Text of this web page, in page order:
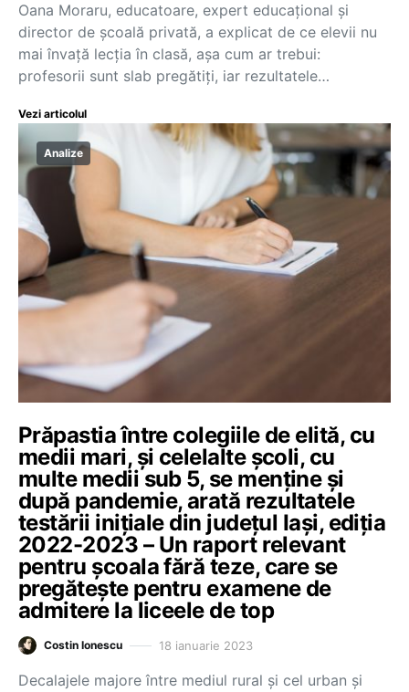
Oana Moraru, educatoare, expert educațional și
director de școală privată, a explicat de ce elevii nu
mai învață lecția în clasă, așa cum ar trebui:
profesorii sunt slab pregătiți, iar rezultatele…
Vezi articolul
Analize
Prăpastia între colegiile de elită, cu
medii mari, și celelalte școli, cu
multe medii sub 5, se menține și
după pandemie, arată rezultatele
testării inițiale din județul Iași, ediția
2022-2023 – Un raport relevant
pentru școala fără teze, care se
pregătește pentru examene de
admitere la liceele de top
Costin Ionescu 18 ianuarie 2023
Decalajele majore între mediul rural și cel urban și